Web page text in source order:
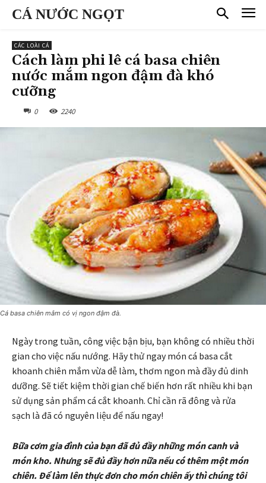
CÁ NƯỚC NGỌT
CÁC LOÀI CÁ
Cách làm phi lê cá basa chiên
nước mắm ngon đậm đà khó
cưỡng
0 2240
Cá basa chiên mắm có vị ngon đậm đà.
Ngày trong tuần, công việc bận bịu, bạn không có nhiều thời
gian cho việc nấu nướng. Hãy thử ngay món cá basa cắt
khoanh chiên mắm vừa dễ làm, thơm ngon mà đầy đủ dinh
dưỡng. Sẽ tiết kiệm thời gian chế biến hơn rất nhiều khi bạn
sử dụng sản phẩm cá cắt khoanh. Chỉ cần rã đông và rửa
sạch là đã có nguyên liệu để nấu ngay!
Bữa cơm gia đình của bạn đã đủ đầy những món canh và
món kho. Nhưng sẽ đủ đầy hơn nữa nếu có thêm một món
chiên. Để làm lên thực đơn cho món chiên ấy thì chúng tôi